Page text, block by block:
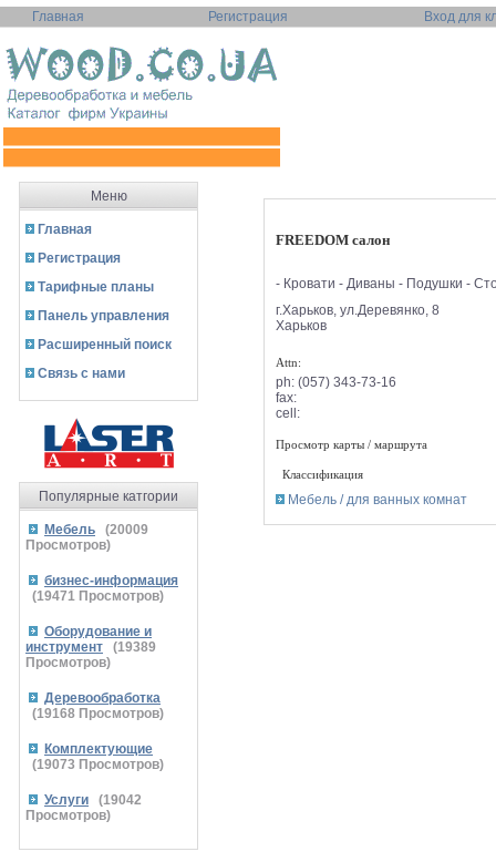
Главная Регистрация Вход для
Меню
Главная
Регистрация
Тарифные планы
Панель управления
Расширенный поиск
Связь с нами
Популярные катгории
Мебель (20009
Просмотров)
бизнес-информация
(19471 Просмотров)
Оборудование и
инструмент
(19389
Просмотров)
Деревообработка
(19168 Просмотров)
Комплектующие
(19073 Просмотров)
Услуги (19042
Просмотров)
FREEDOM салон
- Кровати - Диваны - Подушки -
г.Харьков, ул.Деревянко, 8
Харьков
Attn:
ph: (057) 343-73-16
fax:
cell:
Просмотр карты / маршрута
Классификация
Мебель / для ванных комнат